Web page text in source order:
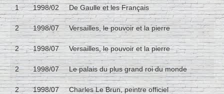
1 1998/02 De Gaulle et les Français
2 1998/07 Versailles, le pouvoir et la pierre
2 1998/07 Versailles, le pouvoir et la pierre
2 1998/07 Le palais du plus grand roi du monde
2 1998/07 Charles Le Brun, peintre officiel